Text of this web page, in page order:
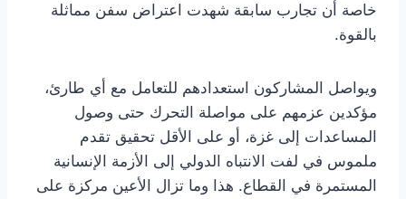
خاصة أن تجارب سابقة شهدت اعتراض سفن مماثلة
بالقوة.
ويواصل المشاركون استعدادهم للتعامل مع أي طارئ،
مؤكدين عزمهم على مواصلة التحرك حتى وصول
المساعدات إلى غزة، أو على الأقل تحقيق تقدم
ملموس في لفت الانتباه الدولي إلى الأزمة الإنسانية
المستمرة في القطاع. هذا وما تزال الأعين مركزة على